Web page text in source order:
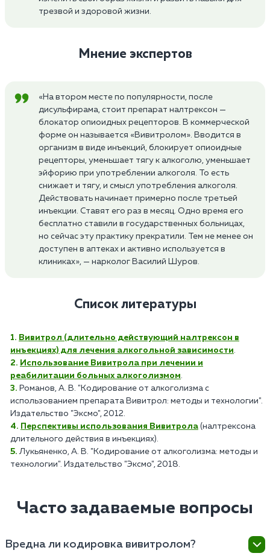
трезвой и здоровой жизни.
Мнение экспертов
«На втором месте по популярности, после
дисульфирама, стоит препарат налтрексон —
блокатор опиоидных рецепторов. В коммерческой
форме он называется «Вивитролом». Вводится в
организм в виде инъекций, блокирует опиоидные
рецепторы, уменьшает тягу к алкоголю, уменьшает
эйфорию при употреблении алкоголя. То есть
снижает и тягу, и смысл употребления алкоголя.
Действовать начинает примерно после третьей
инъекции. Ставят его раз в месяц. Одно время его
бесплатно ставили в государственных больницах,
но сейчас эту практику прекратили. Тем не менее он
доступен в аптеках и активно используется в
клиниках», — нарколог Василий Шуров.
Список литературы
Вивитрол (длительно действующий налтрексон в
инъекциях) для лечения алкогольной зависимости.
Использование Вивитрола при лечении и
реабилитации больных алкоголизмом.
Романов, А. В. "Кодирование от алкоголизма с
использованием препарата Вивитрол: методы и технологии".
Издательство "Эксмо", 2012.
Перспективы использования Вивитрола (налтрексона
длительного действия в инъекциях).
Лукьяненко, А. В. "Кодирование от алкоголизма: методы и
технологии". Издательство "Эксмо", 2018.
Часто задаваемые вопросы
Вредна ли кодировка вивитролом?